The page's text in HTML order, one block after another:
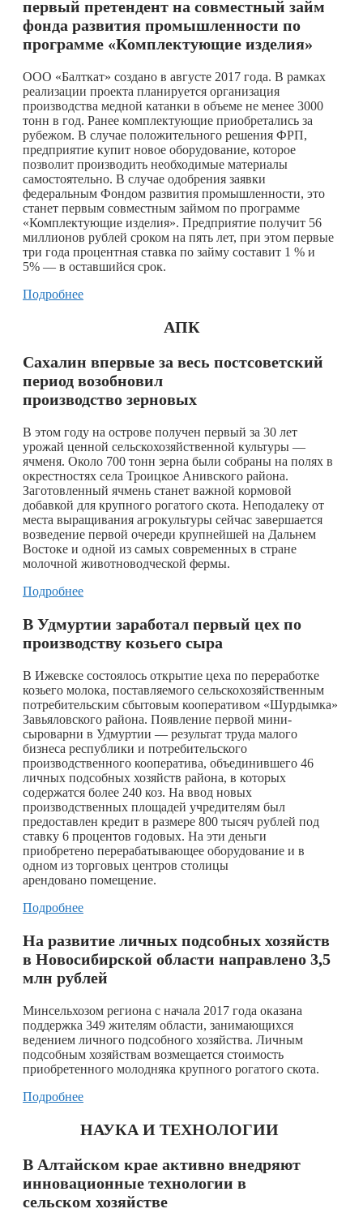
первый претендент на совместный займ
фонда развития промышленности по
программе «Комплектующие изделия»
ООО «Балткат» создано в августе 2017 года. В рамках
реализации проекта планируется организация
производства медной катанки в объеме не менее 3000
тонн в год. Ранее комплектующие приобретались за
рубежом. В случае положительного решения ФРП,
предприятие купит новое оборудование, которое
позволит производить необходимые материалы
самостоятельно. В случае одобрения заявки
федеральным Фондом развития промышленности, это
станет первым совместным займом по программе
«Комплектующие изделия». Предприятие получит 56
миллионов рублей сроком на пять лет, при этом первые
три года процентная ставка по займу составит 1 % и
5% — в оставшийся срок.
Подробнее
АПК
Сахалин впервые за весь постсоветский
период возобновил
производство зерновых
В этом году на острове получен первый за 30 лет
урожай ценной сельскохозяйственной культуры —
ячменя. Около 700 тонн зерна были собраны на полях в
окрестностях села Троицкое Анивского района.
Заготовленный ячмень станет важной кормовой
добавкой для крупного рогатого скота. Неподалеку от
места выращивания агрокультуры сейчас завершается
возведение первой очереди крупнейшей на Дальнем
Востоке и одной из самых современных в стране
молочной животноводческой фермы.
Подробнее
В Удмуртии заработал первый цех по
производству козьего сыра
В Ижевске состоялось открытие цеха по переработке
козьего молока, поставляемого сельскохозяйственным
потребительским сбытовым кооперативом «Шурдымка»
Завьяловского района. Появление первой мини-
сыроварни в Удмуртии — результат труда малого
бизнеса республики и потребительского
производственного кооператива, объединившего 46
личных подсобных хозяйств района, в которых
содержатся более 240 коз. На ввод новых
производственных площадей учредителям был
предоставлен кредит в размере 800 тысяч рублей под
ставку 6 процентов годовых. На эти деньги
приобретено перерабатывающее оборудование и в
одном из торговых центров столицы
арендовано помещение.
Подробнее
На развитие личных подсобных хозяйств
в Новосибирской области направлено 3,5
млн рублей
Минсельхозом региона с начала 2017 года оказана
поддержка 349 жителям области, занимающихся
ведением личного подсобного хозяйства. Личным
подсобным хозяйствам возмещается стоимость
приобретенного молодняка крупного рогатого скота.
Подробнее
НАУКА И ТЕХНОЛОГИИ
В Алтайском крае активно внедряют
инновационные технологии в
сельском хозяйстве